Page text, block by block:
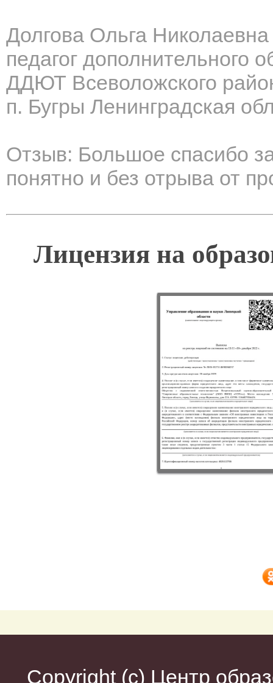
Долгова Ольга Николаевна
педагог дополнительного
ДДЮТ Всеволожского
п. Бугры Ленинградская
Отзыв: Большое спасибо
понятно и без отрыва от
Лицензия на
Copyright (c) Центр